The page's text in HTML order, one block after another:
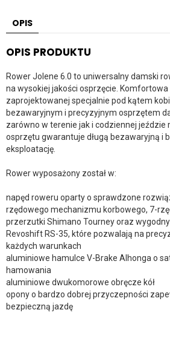
OPIS
OPIS PRODUKTU
Rower Jolene 6.0 to uniwersalny damski
na wysokiej jakości osprzęcie.
zaprojektowanej specjalnie pod kątem
bezawaryjnym i precyzyjnym osprzętem
zarówno w terenie jak i codziennej jeździe
osprzętu gwarantuje długą bezawaryjną i
eksploatację.
Rower wyposażony został w:
napęd roweru oparty o sprawdzone
rzędowego mechanizmu korbowego, 7-
przerzutki Shimano Tourney oraz
Revoshift RS-35, które pozwalają na
każdych warunkach
aluminiowe hamulce V-Brake Alhonga o
hamowania
aluminiowe dwukomorowe obręcze kół
opony o bardzo dobrej przyczepności
bezpieczną jazdę